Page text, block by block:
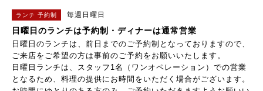
ランチ 予約制 毎週日曜日
日曜日のランチは予約制・ディナーは通常営業
日曜日のランチは、前日までのご予約制となっておりますので、
ご来店をご希望の方は事前のご予約をお願いいたします。
日曜日ランチは、スタッフ1名（ワンオペレーション）での営業
となるため、料理の提供にお時間をいただく場合がございます。